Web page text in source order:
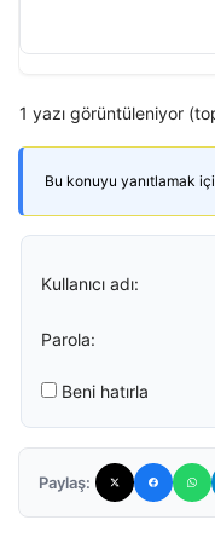
1 yazı görüntüleniyor
Bu konuyu yanıtlamak
Kullanıcı adı:
Parola:
Beni hatırla
Paylaş: